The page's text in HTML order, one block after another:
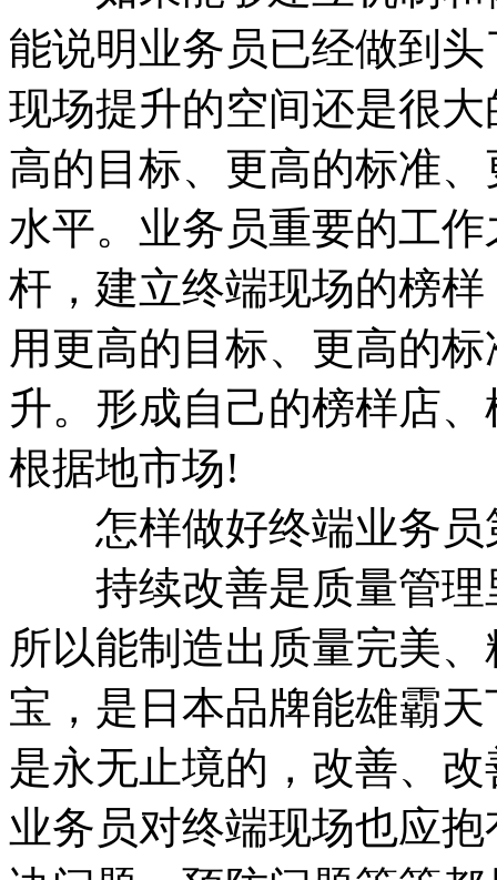
能说明业务员已经做到
现场提升的空间还是很
高的目标、更高的标准
水平。业务员重要的工
杆，建立终端现场的榜
用更高的目标、更高的
升。形成自己的榜样店
根据地市场!
怎样做好终端业务员
持续改善是质量管理
所以能制造出质量完美
宝，是日本品牌能雄霸
是永无止境的，改善、
业务员对终端现场也应